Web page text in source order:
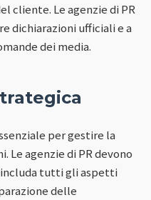
cliente. Le agenzie di PR
dichiarazioni ufficiali e a
dei media.
per gestire la
Le agenzie di PR devono
tutti gli aspetti
delle